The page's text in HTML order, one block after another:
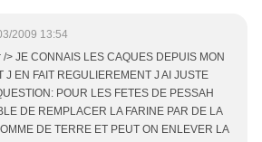
2009 13:54
/> JE CONNAIS LES CAQUES DEPUIS MON
J EN FAIT REGULIEREMENT J AI JUSTE
POUR LES FETES DE PESSAH
DE REMPLACER LA FARINE PAR DE LA
DE TERRE ET PEUT ON ENLEVER LA